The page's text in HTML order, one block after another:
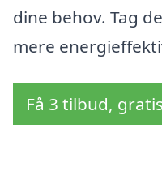
dine behov. Tag
mere
Få 3 tilbud,